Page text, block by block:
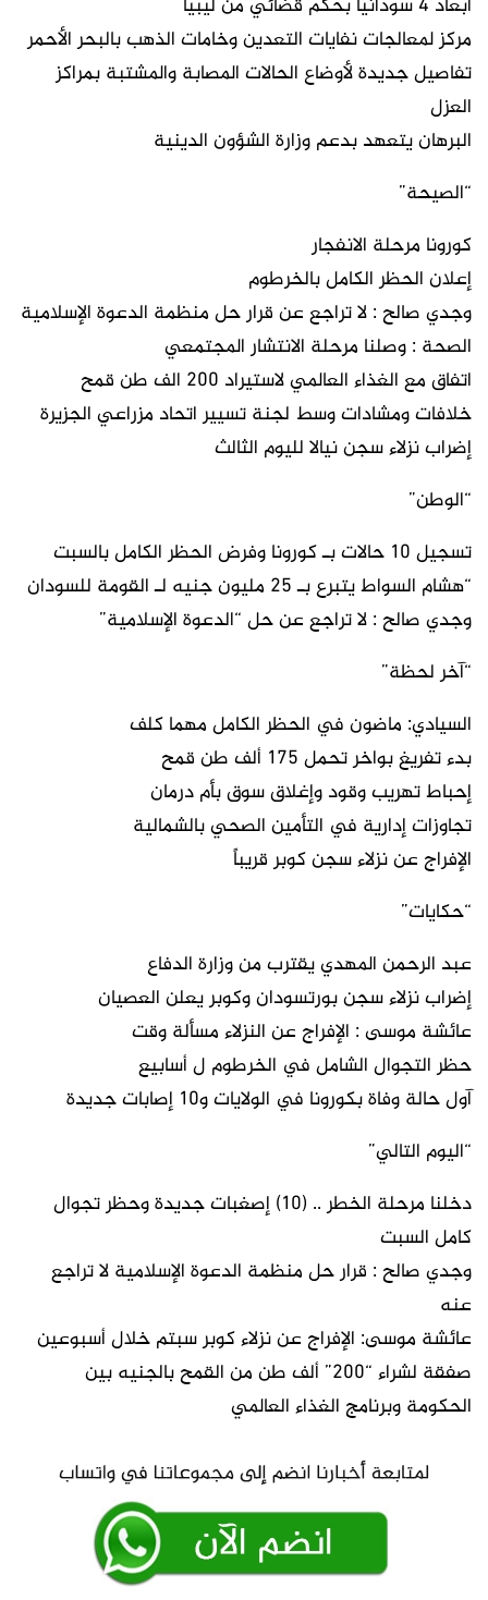
أبعاد 4 سودانيا بحكم قضائي من ليبيا
مركز لمعالجات نفايات التعدين وخامات الذهب بالبحر الأحمر
تفاصيل جديدة لأوضاع الحالات المصابة والمشتبة بمراكز
العزل
البرهان يتعهد بدعم وزارة الشؤون الدينية
“الصيحة”
كورونا مرحلة الانفجار
إعلان الحظر الكامل بالخرطوم
وجدي صالح : لا تراجع عن قرار حل منظمة الدعوة الإسلامية
الصحة : وصلنا مرحلة الانتشار المجتمعي
اتفاق مع الغذاء العالمي لاستيراد ٢٠٠ الف طن قمح
خلافات ومشادات وسط لجنة تسيير اتحاد مزراعي الجزيرة
إضراب نزلاء سجن نيالا لليوم الثالث
“الوطن”
تسجيل 10 حالات بـ كورونا وفرض الحظر الكامل بالسبت
“هشام السواط يتبرع بـ 25 مليون جنيه لـ القومة للسودان
وجدي صالح : لا تراجع عن حل “الدعوة الإسلامية”
“آخر لحظة”
السيادي: ماضون في الحظر الكامل مهما كلف
بدء تفريغ بواخر تحمل 175 ألف طن قمح
إحباط تهريب وقود وإغلاق سوق بأم درمان
تجاوزات إدارية في التأمين الصحي بالشمالية
الإفراج عن نزلاء سجن كوبر قريباً
“حكايات”
عبد الرحمن المهدي يقترب من وزارة الدفاع
إضراب نزلاء سجن بورتسودان وكوبر يعلن العصيان
عائشة موسى : الإفراج عن النزلاء مسألة وقت
حظر التجوال الشامل في الخرطوم ل أسابيع
آول حالة وفاة بكورونا في الولايات و١٠ إصابات جديدة
“اليوم التالي”
دخلنا مرحلة الخطر .. (10) إصغبات جديدة وحظر تجوال
كامل السبت
وجدي صالح : قرار حل منظمة الدعوة الإسلامية لا تراجع
عنه
عائشة موسى: الإفراج عن نزلاء كوبر سبتم خلال أسبوعين
صفقة لشراء “200” ألف طن من القمح بالجنيه بين
الحكومة وبرنامج الغذاء العالمي